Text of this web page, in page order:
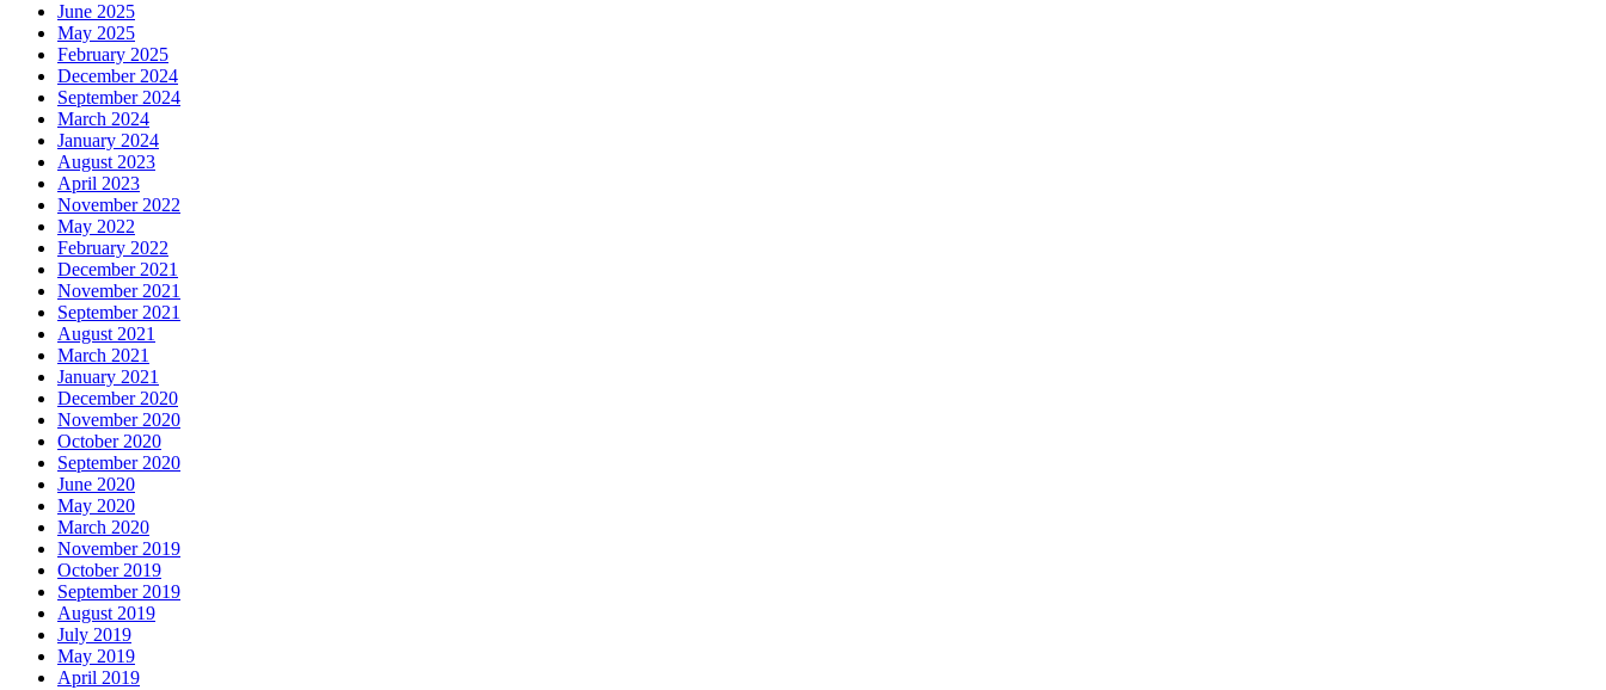
June 2025
May 2025
February 2025
December 2024
September 2024
March 2024
January 2024
August 2023
April 2023
November 2022
May 2022
February 2022
December 2021
November 2021
September 2021
August 2021
March 2021
January 2021
December 2020
November 2020
October 2020
September 2020
June 2020
May 2020
March 2020
November 2019
October 2019
September 2019
August 2019
July 2019
May 2019
April 2019